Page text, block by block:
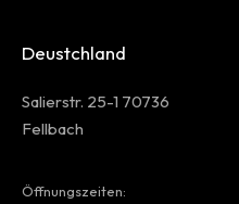
Deustchland
Salierstr. 25-1 70736
Fellbach
Öffnungszeiten: